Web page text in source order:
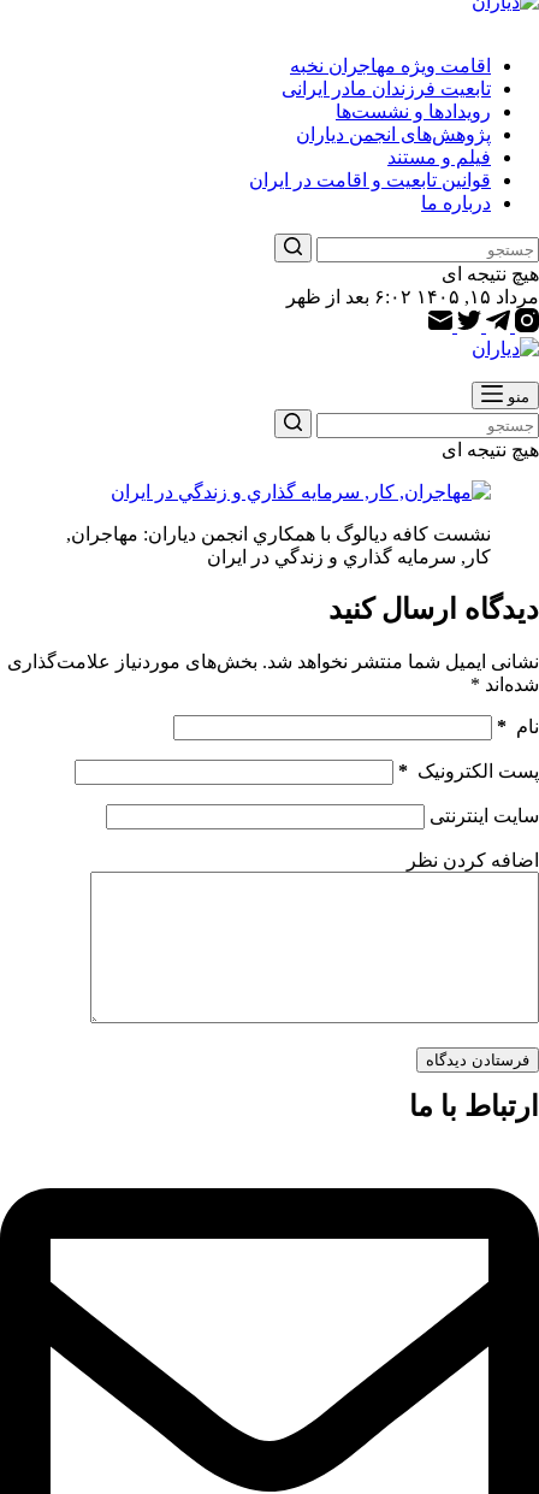
اقامت ویژه مهاجران نخبه
تابعیت فرزندان مادر ایرانی
رویدادها و نشست‌ها
پژوهش‌های انجمن دیاران
فیلم و مستند
قوانین تابعیت و اقامت در ایران
درباره ما
هیچ نتیجه ای
مرداد ۱۵, ۱۴۰۵ ۶:۰۲ بعد از ظهر
منو
هیچ نتیجه ای
نشست كافه ديالوگ با همكاري انجمن دياران: مهاجران,
كار, سرمايه گذاري و زندگي در ايران
دیدگاه ارسال کنید
نشانی ایمیل شما منتشر نخواهد شد. بخش‌های موردنیاز علامت‌گذاری
شده‌اند *
نام *
پست الکترونیک *
سایت اینترنتی
اضافه کردن نظر
فرستادن دیدگاه
ارتباط با ما